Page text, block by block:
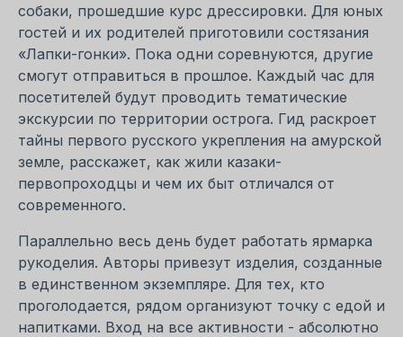
собаки, прошедшие курс дрессировки. Для юных
гостей и их родителей приготовили состязания
«Лапки-гонки». Пока одни соревнуются, другие
смогут отправиться в прошлое. Каждый час для
посетителей будут проводить тематические
экскурсии по территории острога. Гид раскроет
тайны первого русского укрепления на амурской
земле, расскажет, как жили казаки-
первопроходцы и чем их быт отличался от
современного.
Параллельно весь день будет работать ярмарка
рукоделия. Авторы привезут изделия, созданные
в единственном экземпляре. Для тех, кто
проголодается, рядом организуют точку с едой и
напитками. Вход на все активности - абсолютно